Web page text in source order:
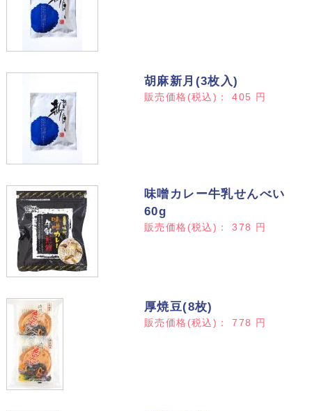
胡麻新月(3枚入)
販売価格(税込)：405 円
味噌カレー牛乳せんべい
60g
販売価格(税込)：378 円
厚焼豆(8枚)
販売価格(税込)：778 円